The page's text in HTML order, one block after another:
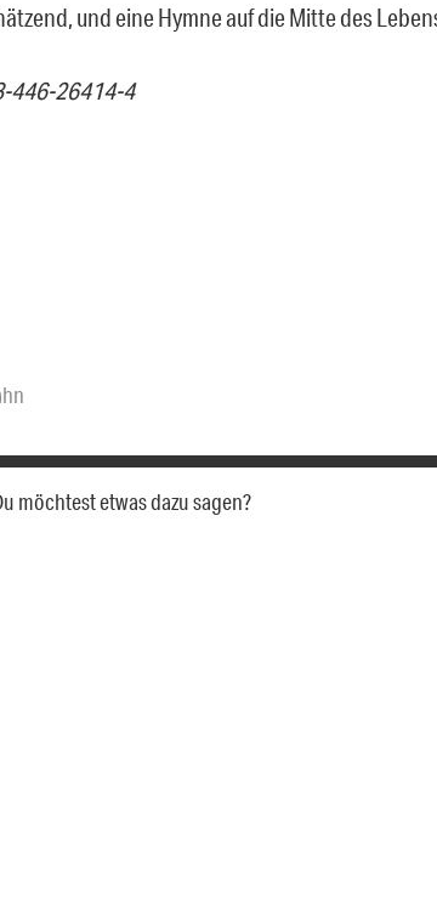
und eine Hymne auf die Mitte des
446-26414-4
möchtest etwas dazu sagen?